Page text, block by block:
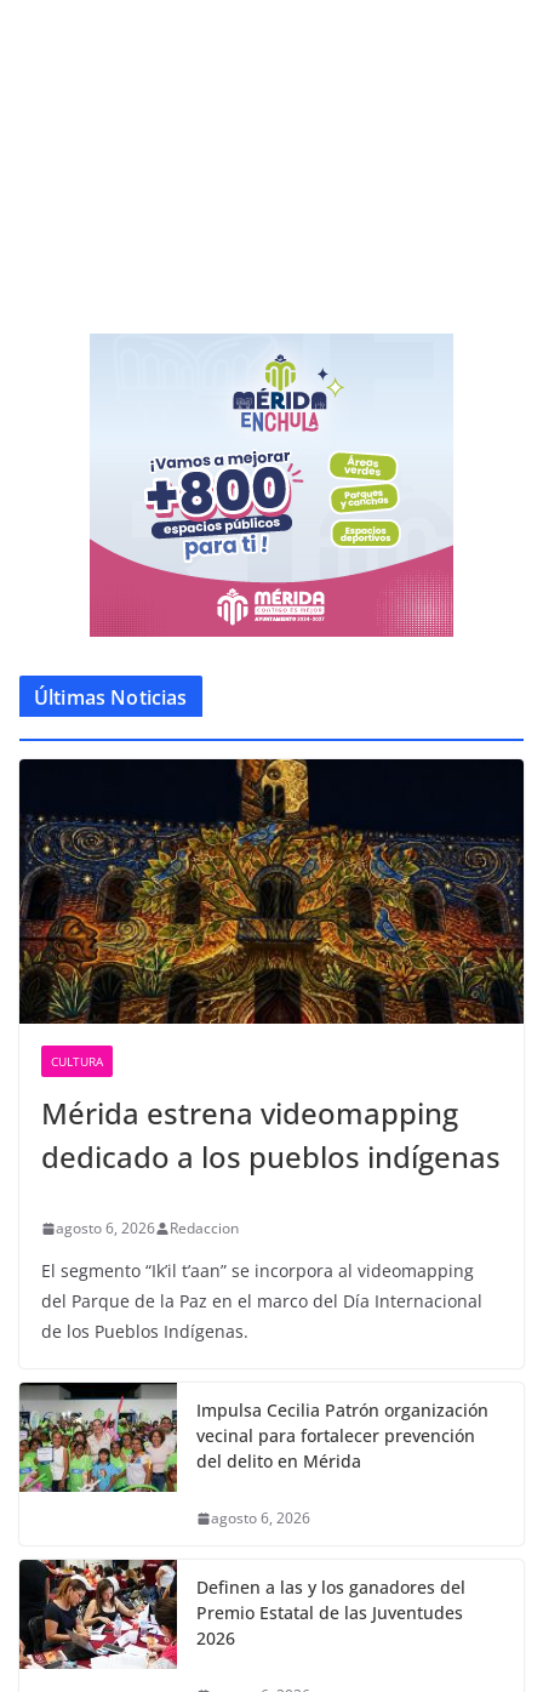
Últimas Noticias
CULTURA
Mérida estrena videomapping
dedicado a los pueblos indígenas
agosto 6, 2026 Redaccion
El segmento “Ik’il t’aan” se incorpora al videomapping
del Parque de la Paz en el marco del Día Internacional
de los Pueblos Indígenas.
Impulsa Cecilia Patrón organización
vecinal para fortalecer prevención
del delito en Mérida
agosto 6, 2026
Definen a las y los ganadores del
Premio Estatal de las Juventudes
2026